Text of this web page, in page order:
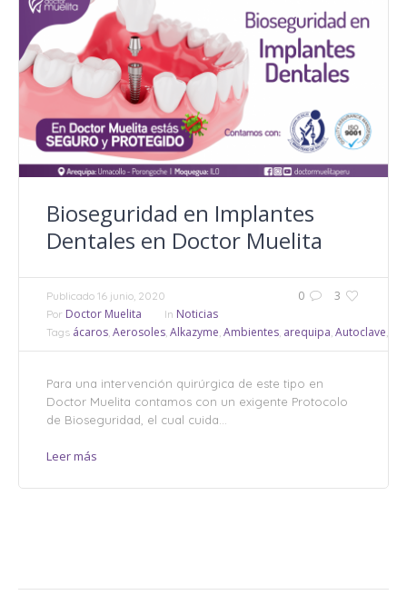
Bioseguridad en Implantes
Dentales en Doctor Muelita
0 3
Publicado 16 junio, 2020
Por Doctor Muelita In Noticias
Tags ácaros, Aerosoles, Alkazyme, Ambientes, arequipa, Autoclave,
Para una intervención quirúrgica de este tipo en
Doctor Muelita contamos con un exigente Protocolo
de Bioseguridad, el cual cuida...
Leer más